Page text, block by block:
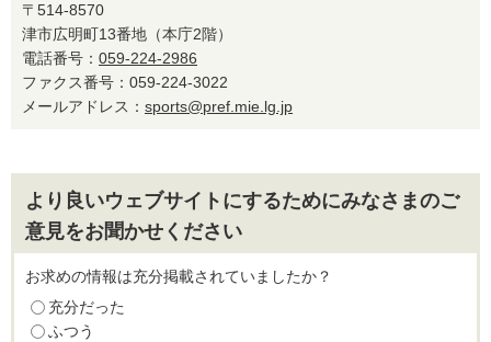
〒514-8570
津市広明町13番地（本庁2階）
電話番号： 059-224-2986
ファクス番号：059-224-3022
メールアドレス： sports@pref.mie.lg.jp
より良いウェブサイトにするためにみなさまのご
意見をお聞かせください
お求めの情報は充分掲載されていましたか？
充分だった
ふつう